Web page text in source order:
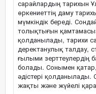
сарайлардың тарихын
өркениеттің даму
мүмкіндік береді.
толықтығын
қолданылады, тарихи
деректанулық талдау,
ғылыми зерттеулердің
болады. Сонымен
әдістері
жақты және жүйелі